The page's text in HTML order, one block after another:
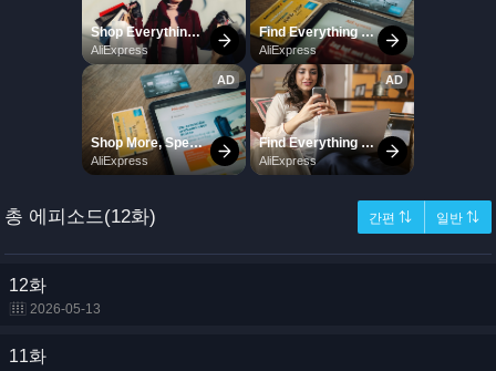
총 에피소드(12화) 간편 ⇅ 일반 ⇅
12화
2026-05-13
11화